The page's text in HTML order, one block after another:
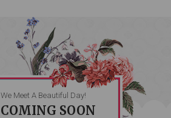
We Meet A Beautiful Day!
COMING SOON